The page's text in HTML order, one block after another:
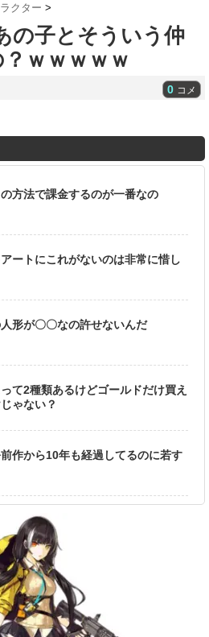
クター >
の子とそういう仲
ｗｗｗｗｗ
0 コメ
の方法で課金するのが一番なの
アートにこれがないのは非常に惜し
人形が〇〇なの許せないんだ
って2種類あるけどゴールドだけ買え
ゃない？
前作から10年も経過してるのに若す